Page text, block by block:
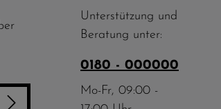
Unterstützung und
Beratung unter:
0180 - 000000
Mo-Fr, 09:00 -